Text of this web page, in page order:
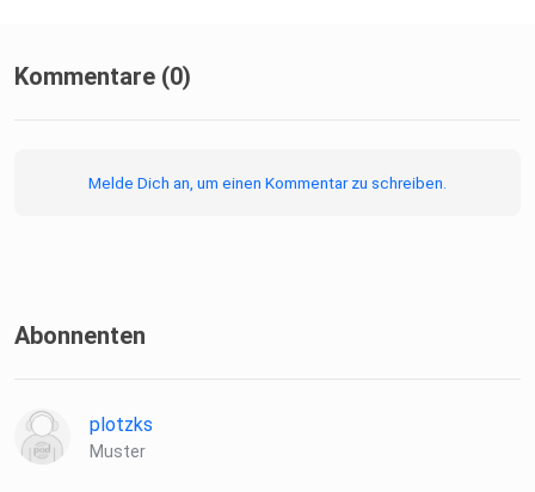
Kommentare (0)
Melde Dich an, um einen Kommentar zu schreiben.
Abonnenten
plotzks
Muster